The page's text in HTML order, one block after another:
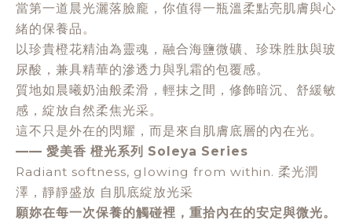
當第一道晨光灑落臉龐，你值得一瓶溫柔點亮肌膚與心
緒的保養品。
以珍貴橙花精油為靈魂，融合海鹽微礦、珍珠胜肽與玻
尿酸，兼具精華的滲透力與乳霜的包覆感。
質地如晨曦奶油般柔滑，輕抹之間，修飾暗沉、舒緩敏
感，綻放自然柔焦光采。
這不只是外在的閃耀，而是來自肌膚底層的內在光。
—— 愛美香 橙光系列 Soleya Series
Radiant softness, glowing from within. 柔光潤
澤，靜靜盛放 自肌底綻放光采
願妳在每一次保養的觸碰裡，重拾內在的安定與微光。